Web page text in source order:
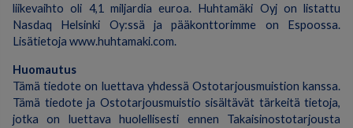
liikevaihto oli 4,1 miljardia euroa. Huhtamäki Oyj on listattu
Nasdaq Helsinki Oy:ssä ja pääkonttorimme on Espoossa.
Lisätietoja www.huhtamaki.com.
Huomautus
Tämä tiedote on luettava yhdessä Ostotarjousmuistion kanssa.
Tämä tiedote ja Ostotarjousmuistio sisältävät tärkeitä tietoja,
jotka on luettava huolellisesti ennen Takaisinostotarjousta